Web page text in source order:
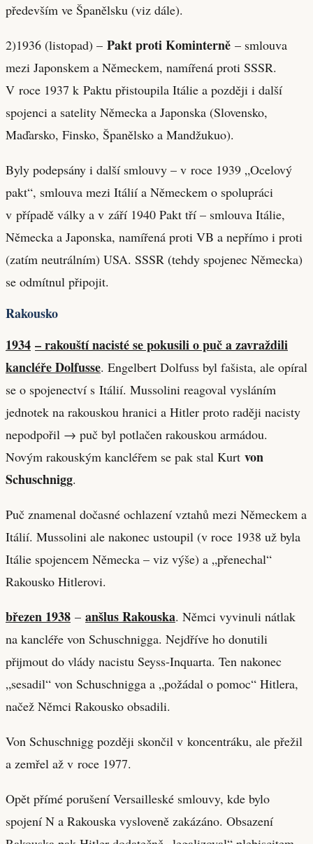
především ve Španělsku (viz dále).
2)1936 (listopad) – Pakt proti Kominterně – smlouva
mezi Japonskem a Německem, namířená proti SSSR.
V roce 1937 k Paktu přistoupila Itálie a později i další
spojenci a satelity Německa a Japonska (Slovensko,
Maďarsko, Finsko, Španělsko a Mandžukuo).
Byly podepsány i další smlouvy – v roce 1939 „Ocelový
pakt“, smlouva mezi Itálií a Německem o spolupráci
v případě války a v září 1940 Pakt tří – smlouva Itálie,
Německa a Japonska, namířená proti VB a nepřímo i proti
(zatím neutrálním) USA. SSSR (tehdy spojenec Německa)
se odmítnul připojit.
Rakousko
1934 – rakouští nacisté se pokusili o puč a zavraždili
kancléře Dolfusse. Engelbert Dolfuss byl fašista, ale opíral
se o spojenectví s Itálií. Mussolini reagoval vysláním
jednotek na rakouskou hranici a Hitler proto raději nacisty
nepodpořil → puč byl potlačen rakouskou armádou.
Novým rakouským kancléřem se pak stal Kurt von
Schuschnigg.
Puč znamenal dočasné ochlazení vztahů mezi Německem a
Itálií. Mussolini ale nakonec ustoupil (v roce 1938 už byla
Itálie spojencem Německa – viz výše) a „přenechal“
Rakousko Hitlerovi.
březen 1938 – anšlus Rakouska. Němci vyvinuli nátlak
na kancléře von Schuschnigga. Nejdříve ho donutili
přijmout do vlády nacistu Seyss-Inquarta. Ten nakonec
„sesadil“ von Schuschnigga a „požádal o pomoc“ Hitlera,
načež Němci Rakousko obsadili.
Von Schuschnigg později skončil v koncentráku, ale přežil
a zemřel až v roce 1977.
Opět přímé porušení Versailleské smlouvy, kde bylo
spojení N a Rakouska vysloveně zakázáno. Obsazení